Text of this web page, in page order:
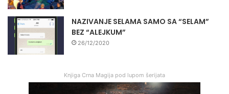
NAZIVANJE SELAMA SAMO SA “SELAM”
BEZ “ALEJKUM”
26/12/2020
Knjiga Crna Magija pod lupom šerijata